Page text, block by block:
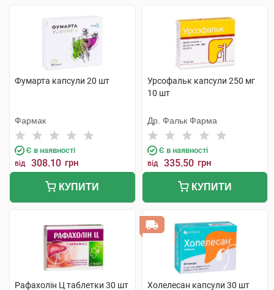
Фумарта капсули 20 шт
Фармак
Є в наявності
від 308.10 грн
КУПИТИ
Урсофальк капсули 250 мг
10 шт
Др. Фальк Фарма
Є в наявності
від 335.50 грн
КУПИТИ
Рафахолін Ц таблетки 30 шт Холелесан капсули 30 шт